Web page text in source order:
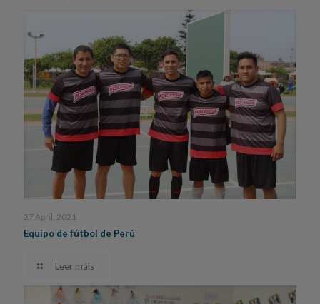
27 April, 2021
Equipo de fútbol de Perú
Leer máis